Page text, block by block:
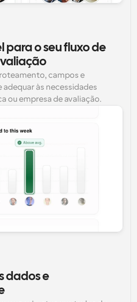
para o seu fluxo de
campos e
às necessidades
ou empresa de avaliação.
dados e